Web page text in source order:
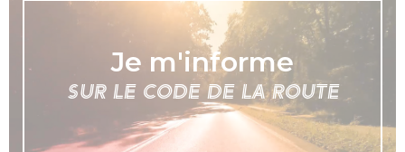
Je m'informe
SUR LE CODE DE LA ROUTE